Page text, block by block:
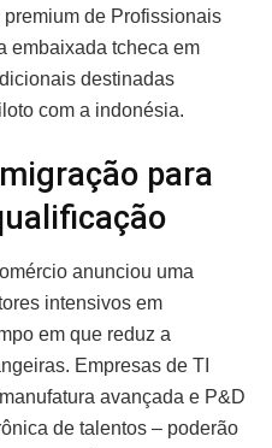
de Profissionais
embaixada tcheca em
destinadas
com a indonésia.
para
anunciou uma
intensivos em
em que reduz a
Empresas de TI
avançada e P&D
de talentos – poderão